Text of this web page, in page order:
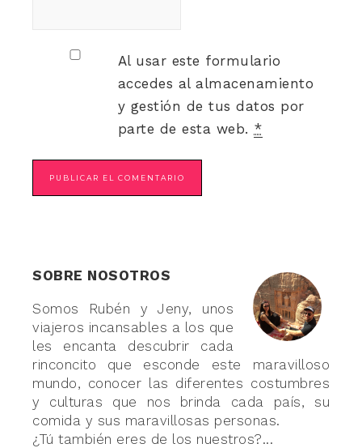
Al usar este formulario
accedes al almacenamiento
y gestión de tus datos por
parte de esta web. *
SOBRE NOSOTROS
Somos Rubén y Jeny, unos
viajeros incansables a los que
les encanta descubrir cada
rinconcito que esconde este maravilloso
mundo, conocer las diferentes costumbres
y culturas que nos brinda cada país, su
comida y sus maravillosas personas.
¿Tú también eres de los nuestros?...